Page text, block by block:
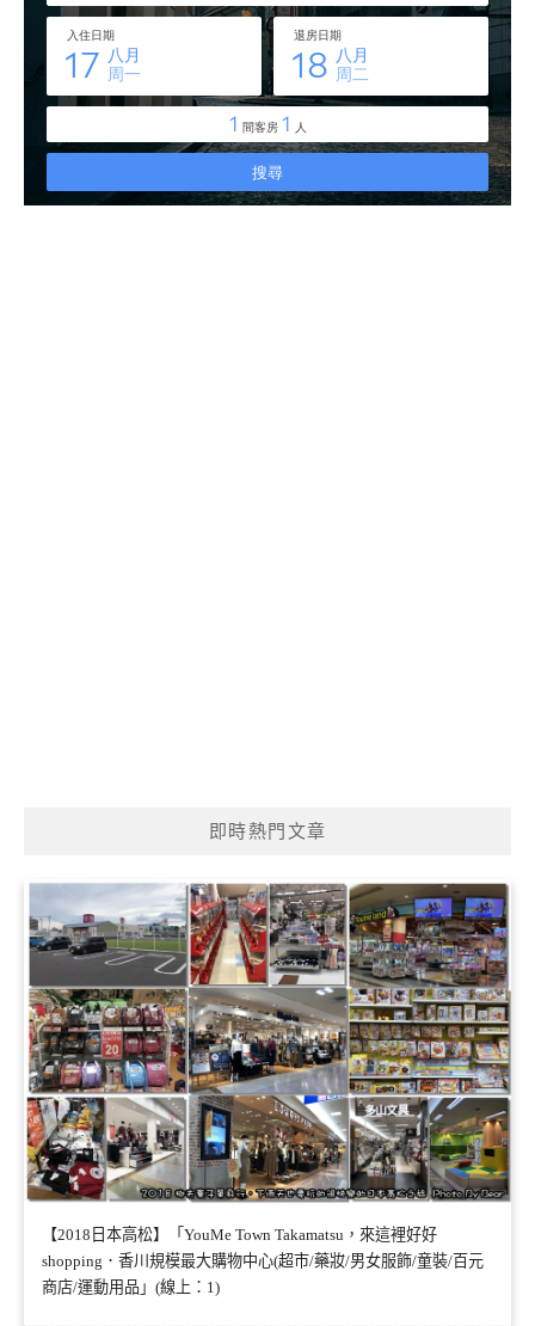
即時熱門文章
【2018日本高松】「YouMe Town Takamatsu，來這裡好好
shopping．香川規模最大購物中心(超市/藥妝/男女服飾/童裝/百元
商店/運動用品」(線上：1)